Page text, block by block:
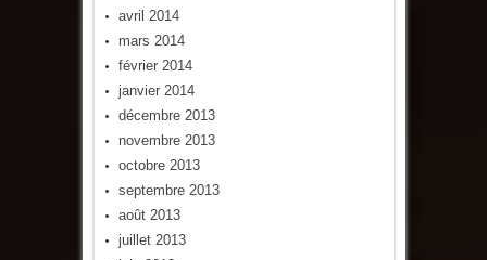
avril 2014
mars 2014
février 2014
janvier 2014
décembre 2013
novembre 2013
octobre 2013
septembre 2013
août 2013
juillet 2013